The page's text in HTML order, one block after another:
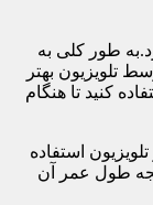
طور کلی به
تلویزیون بهتر
کنید تا هنگام
استفاده
طول عمر آن